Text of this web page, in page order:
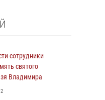
сотрудники
святого
Владимира
2